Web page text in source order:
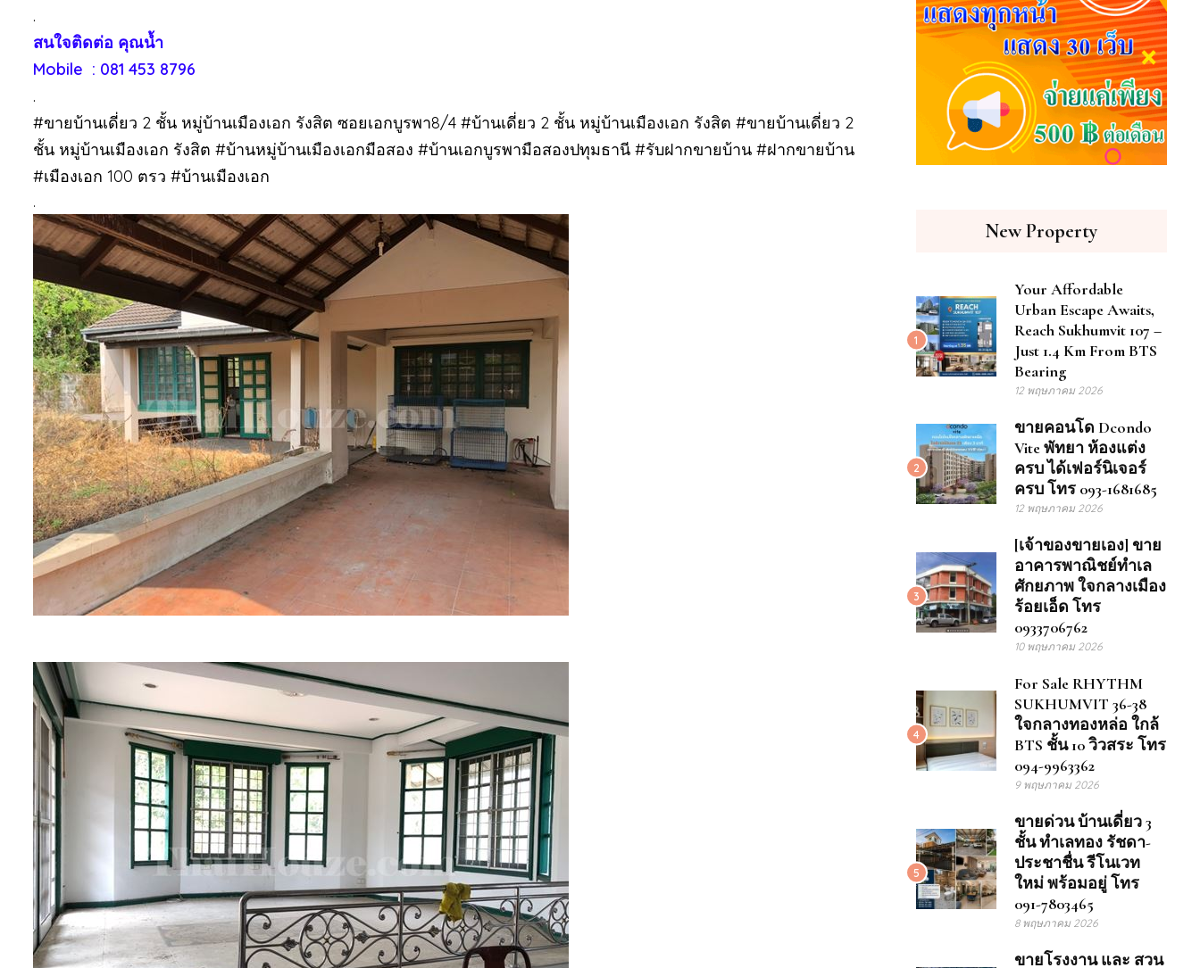
.
สนใจติดต่อ คุณน้ำ
Mobile : 081 453 8796
.
#ขายบ้านเดี่ยว 2 ชั้น หมู่บ้านเมืองเอก รังสิต ซอยเอกบูรพา8/4 #บ้านเดี่ยว 2 ชั้น หมู่บ้านเมืองเอก รังสิต #ขายบ้านเดี่ยว 2
ชั้น หมู่บ้านเมืองเอก รังสิต #บ้านหมู่บ้านเมืองเอกมือสอง #บ้านเอกบูรพามือสองปทุมธานี #รับฝากขายบ้าน #ฝากขายบ้าน
#เมืองเอก 100 ตรว #บ้านเมืองเอก
.
New Property
1
Your Affordable
Urban Escape Awaits,
Reach Sukhumvit 107 –
Just 1.4 Km From BTS
Bearing
12 พฤษภาคม 2026
2
ขายคอนโด Dcondo
Vite พัทยา ห้องแต่ง
ครบ ได้เฟอร์นิเจอร์
ครบ โทร 093-1681685
12 พฤษภาคม 2026
3
[เจ้าของขายเอง] ขาย
อาคารพาณิชย์ทำเล
ศักยภาพ ใจกลางเมือง
ร้อยเอ็ด โทร
0933706762
10 พฤษภาคม 2026
4
For Sale RHYTHM
SUKHUMVIT 36-38
ใจกลางทองหล่อ ใกล้
BTS ชั้น 10 วิวสระ โทร
094-9963362
9 พฤษภาคม 2026
5
ขายด่วน บ้านเดี่ยว 3
ชั้น ทำเลทอง รัชดา-
ประชาชื่น รีโนเวท
ใหม่ พร้อมอยู่ โทร
091-7803465
8 พฤษภาคม 2026
ขายโรงงาน และ สวน